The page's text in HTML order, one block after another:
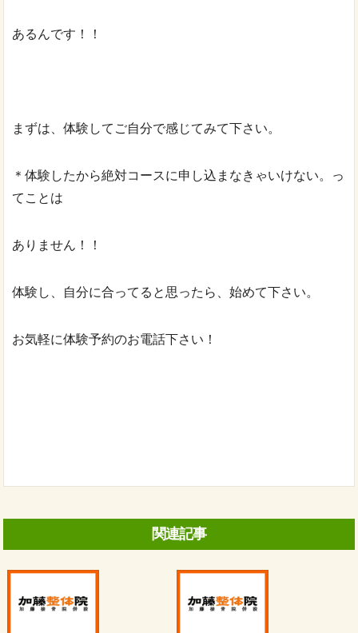
あるんです！！
まずは、体験してご自分で感じてみて下さい。
＊体験したから絶対コースに申し込まなきゃいけない。っ
てことは
ありません！！
体験し、自分に合ってると思ったら、始めて下さい。
お気軽に体験予約のお電話下さい！
関連記事